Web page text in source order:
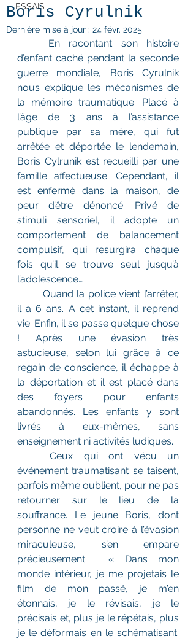
ESSAIS
Boris Cyrulnik
Dernière mise à jour : 24 févr. 2025
d’enfant caché pendant la seconde
guerre mondiale, Boris Cyrulnik
nous explique les mécanismes de
la mémoire traumatique. Placé à
l’âge de 3 ans à l’assistance
publique par sa mère, qui fut
arrêtée et déportée le lendemain,
Boris Cylrunik est recueilli par une
famille affectueuse. Cependant, il
est enfermé dans la maison, de
peur d’être dénoncé. Privé de
stimuli sensoriel, il adopte un
comportement de balancement
compulsif, qui resurgira chaque
fois qu’il se trouve seul jusqu’à
l’adolescence…
il a 6 ans. A cet instant, il reprend
vie. Enfin, il se passe quelque chose
! Après une évasion très
astucieuse, selon lui grâce à ce
regain de conscience, il échappe à
la déportation et il est placé dans
des foyers pour enfants
abandonnés. Les enfants y sont
livrés à eux-mêmes, sans
enseignement ni activités ludiques.
	Ceux qui ont vécu un
événement traumatisant se taisent,
parfois même oublient, pour ne pas
retourner sur le lieu de la
souffrance. Le jeune Boris, dont
personne ne veut croire à l’évasion
miraculeuse, s’en empare
précieusement : « Dans mon
monde intérieur, je me projetais le
film de mon passé, je m’en
étonnais, je le révisais, je le
précisais et, plus je le répétais, plus
je le déformais en le schématisant.